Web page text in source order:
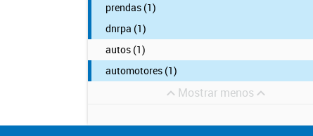
prendas (1)
dnrpa (1)
autos (1)
automotores (1)
Mostrar menos